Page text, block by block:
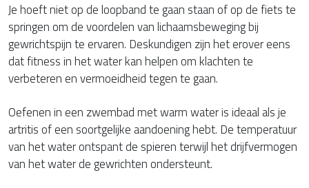
Je hoeft niet op de loopband te gaan staan of op de fiets te
springen om de voordelen van lichaamsbeweging bij
gewrichtspijn te ervaren. Deskundigen zijn het erover eens
dat fitness in het water kan helpen om klachten te
verbeteren en vermoeidheid tegen te gaan.
Oefenen in een zwembad met warm water is ideaal als je
artritis of een soortgelijke aandoening hebt. De temperatuur
van het water ontspant de spieren terwijl het drijfvermogen
van het water de gewrichten ondersteunt.